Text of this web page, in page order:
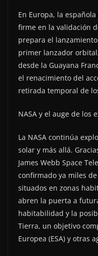
En Europa, la española
firme en la validación
prepara el
primer lanzador
desde la Guayana
el renacimiento del
retirada temporal de
NASA y el auge de los
La NASA continúa
solar y más allá.
James Webb Space
confirmado ya miles
situados en zonas
abren la puerta a
habitabilidad y la
Tierra, un objetivo
Europea (ESA) y otras